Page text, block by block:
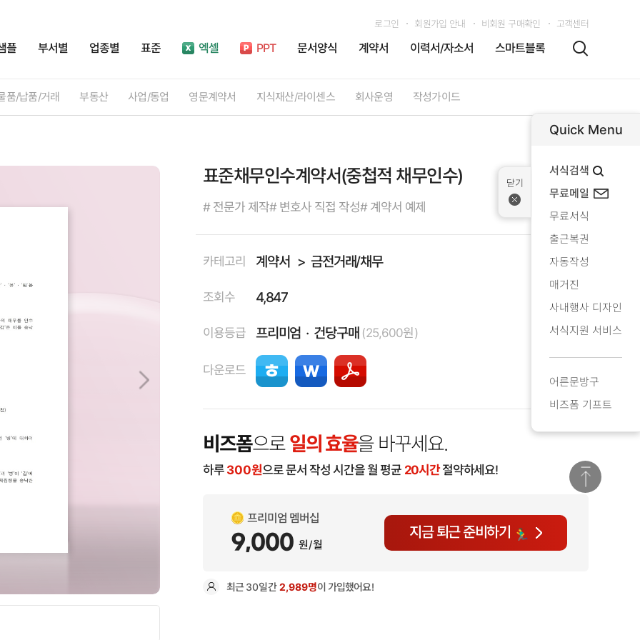
플 부서별 업종별 표준 엑셀 PPT 문서양식 계약서 이력서/자소서 스마트블록
로그인 회원가입 안내 비회원 구매확인 고객센터
품/납품/거래 부동산 사업/동업 영문계약서 지식재산/라이센스 회사운영 작성가이드
표준채무인수계약서(중첩적 채무인수)
# 전문가 제작# 변호사 직접 작성# 계약서 예제
카테고리 계약서 금전거래/채무
조회수 4,847
이용등급 프리미엄 건당구매 (25,600원)
다운로드
비즈폼으로일의 효율을 바꾸세요.
하루 300원으로 문서 작성 시간을 월 평균 20시간절약하세요!
프리미엄 멤버십
9,000 원/월
지금 퇴근 준비하기
최근30일간2,989명이 가입했어요!
Quick Menu
서식검색
무료메일
무료서식
출근복권
자동작성
매거진
사내행사 디자인
서식지원 서비스
어른문방구
비즈폼 기프트